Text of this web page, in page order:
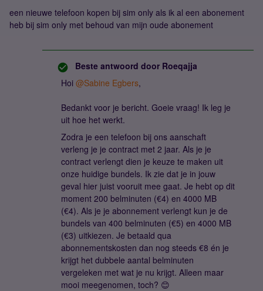
een nieuwe telefoon kopen bij sim only als ik al een abonement
heb bij sim only met behoud van mijn oude abonement
Beste antwoord door Roeqajja
Hoi @Sabine Egbers,
Bedankt voor je bericht. Goeie vraag! Ik leg je
uit hoe het werkt.
Zodra je een telefoon bij ons aanschaft
verleng je je contract met 2 jaar. Als je je
contract verlengt dien je keuze te maken uit
onze huidige bundels. Ik zie dat je in jouw
geval hier juist vooruit mee gaat. Je hebt op dit
moment 200 belminuten (€4) en 4000 MB
(€4). Als je je abonnement verlengt kun je de
bundels van 400 belminuten (€5) en 4000 MB
(€3) uitkiezen. Je betaald qua
abonnementskosten dan nog steeds €8 én je
krijgt het dubbele aantal belminuten
vergeleken met wat je nu krijgt. Alleen maar
mooi meegenomen, toch? 😊